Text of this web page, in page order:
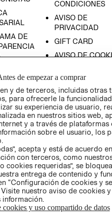
DE
DE
(INGLÉS)
CONDICIONES
AVISO DE
PRIVACIDAD
GIFT CARD
AVISO DE
DE INDUSTRIA Y
COMERCIO - SIC
PETICIONES
QUEJAS Y
RECLAMOS
de empezar a comprar
y de terceros, incluidas otras
para ofrecerle la
su experiencia de usuario,
en nuestros sitios web,
y a través de plataformas
sobre el usuario, los
acepta y está de acuerdo
con terceros, como
cookies requeridas”, se
entrega de contenido y
“Configuración de cookies y
nuestro aviso de cookies
cookies y uso compartido de datos